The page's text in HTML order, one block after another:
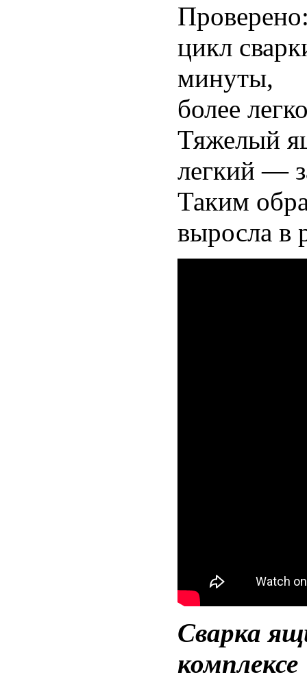
цикл
минуты,
более
Тяжелый
легкий —
Таким
выросла в
Сварка
комплексе